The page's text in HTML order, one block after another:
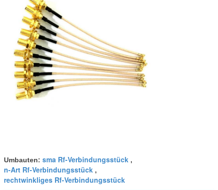
Umbauten: sma Rf-Verbindungsstück ,
n-Art Rf-Verbindungsstück ,
rechtwinkliges Rf-Verbindungsstück